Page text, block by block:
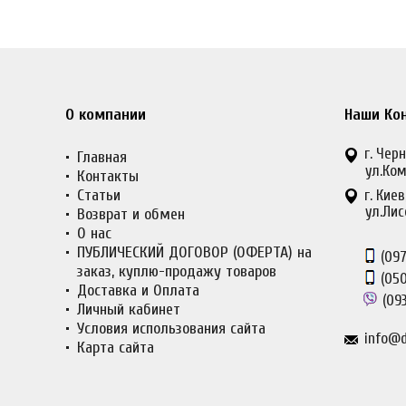
О компании
Главная
Контакты
Статьи
Возврат и обмен
О нас
ПУБЛИЧЕСКИЙ ДОГОВОР (ОФЕРТА) на
заказ, куплю-продажу товаров
Доставка и Оплата
Личный кабинет
Условия использования сайта
Карта сайта
Наши
г.
г.